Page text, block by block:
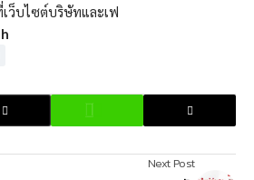
ว็บไซต์บริษัทและเฟ
Next Post